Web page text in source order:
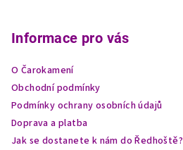
Informace pro vás
O Čarokamení
Obchodní podmínky
Podmínky ochrany osobních údajů
Doprava a platba
Jak se dostanete k nám do Ředhoště?